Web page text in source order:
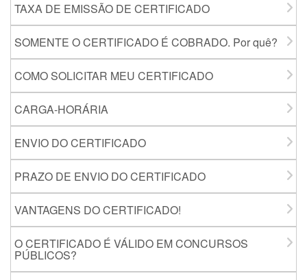
TAXA DE EMISSÃO DE CERTIFICADO
SOMENTE O CERTIFICADO É COBRADO. Por quê?
COMO SOLICITAR MEU CERTIFICADO
CARGA-HORÁRIA
ENVIO DO CERTIFICADO
PRAZO DE ENVIO DO CERTIFICADO
VANTAGENS DO CERTIFICADO!
O CERTIFICADO É VÁLIDO EM CONCURSOS
PÚBLICOS?